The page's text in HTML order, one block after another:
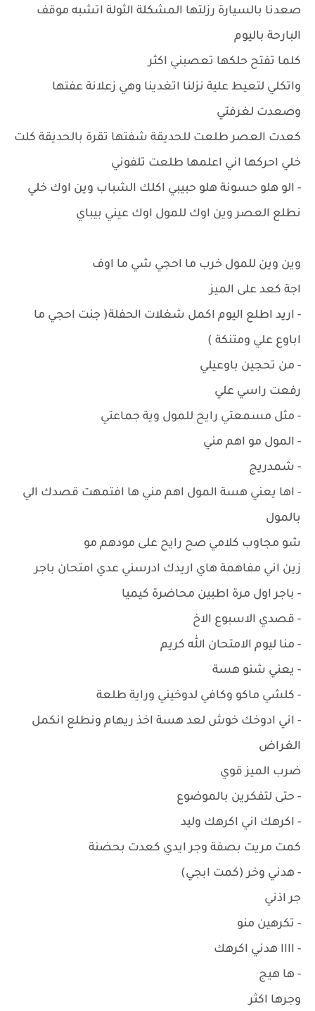
صعدنا بالسيارة رزلتها المشكلة الثولة اتشبه موقف
البارحة باليوم
كلما تفتح حلكها تعصبني اكثر
واتكلي لتعيط علية نزلنا اتغدينا وهي زعلانة عفتها
وصعدت لغرفتي
كعدت العصر طلعت للحديقة شفتها تقرة بالحديقة كلت
خلي احركها اني اعلمها طلعت تلفوني
- الو هلو حسونة هلو حبيبي اكلك الشباب وين اوك خلي
نطلع العصر وين اوك للمول اوك عيني بيباي
وين وين للمول خرب ما احجي شي ما اوف
اجة كعد على الميز
- اريد اطلع اليوم اكمل شغلات الحفلة( جنت احجي ما
اباوع علي ومتنكة )
- من تحجين باوعيلي
رفعت راسي علي
- مثل مسمعتي رايح للمول وية جماعتي
- المول مو اهم مني
- شمدريج
- اها يعني هسة المول اهم مني ها افتمهت قصدك الي
بالمول
شو مجاوب كلامي صح رايح على مودهم مو
زين اني مفاهمة هاي اريدك ادرسني عدي امتحان باجر
- باجر اول مرة اطبين محاضرة كيميا
- قصدي الاسبوع الاخ
- منا ليوم الامتحان الله كريم
- يعني شنو هسة
- كلشي ماكو وكافي لدوخيني وراية طلعة
- اني ادوخك خوش لعد هسة اخذ ريهام ونطلع انكمل
الغراض
ضرب الميز قوي
- حتى لتفكرين بالموضوع
- اكرهك اني اكرهك وليد
كمت مريت بصفة وجر ايدي كعدت بحضنة
- هدني وخر (كمت ابجي)
جر اذني
- تكرهين منو
- اااا هدني اكرهك
- ها هيج
وجرها اكثر